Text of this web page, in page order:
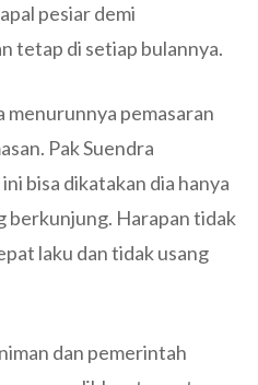
pesiar demi
tetap di setiap bulannya.
menurunnya pemasaran
Pak Suendra
bisa dikatakan dia hanya
berkunjung. Harapan tidak
laku dan tidak usang
dan pemerintah